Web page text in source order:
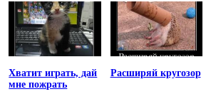
Хватит играть, дай
мне пожрать
Расширяй кругозор